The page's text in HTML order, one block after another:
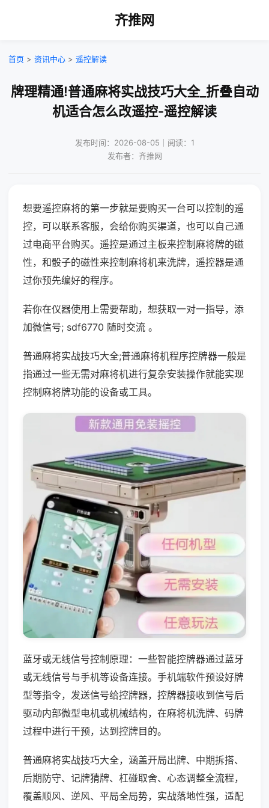
齐推网
首页 > 资讯中心 > 遥控解读
牌理精通!普通麻将实战技巧大全_折叠自动
机适合怎么改遥控-遥控解读
发布时间：2026-08-05｜阅读：1
发布者：齐推网
想要遥控麻将的第一步就是要购买一台可以控制的遥
控，可以联系客服，会给你购买渠道，也可以自己通
过电商平台购买。遥控是通过主板来控制麻将牌的磁
性，和骰子的磁性来控制麻将机来洗牌，遥控器是通
过你预先编好的程序。
若你在仪器使用上需要帮助，想获取一对一指导，添
加微信号; sdf6770 随时交流 。
普通麻将实战技巧大全;普通麻将机程序控牌器一般是
指通过一些无需对麻将机进行复杂安装操作就能实现
控制麻将牌功能的设备或工具。
蓝牙或无线信号控制原理：一些智能控牌器通过蓝牙
或无线信号与手机等设备连接。手机端软件预设好牌
型等指令，发送信号给控牌器，控牌器接收到信号后
驱动内部微型电机或机械结构，在麻将机洗牌、码牌
过程中进行干预，达到控牌目的。
普通麻将实战技巧大全，涵盖开局出牌、中期拆搭、
后期防守、记牌猜牌、杠碰取舍、心态调整全流程，
覆盖顺风、逆风、平局全局势，实战落地性强，适配